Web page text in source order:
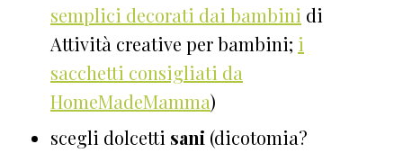
semplici decorati dai bambini di
Attività creative per bambini; i
sacchetti consigliati da
HomeMadeMamma)
scegli dolcetti sani (dicotomia?